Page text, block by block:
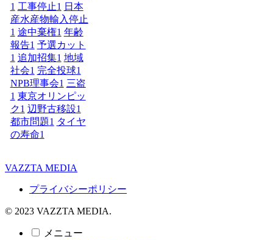
1 工事停止1 日本
産水産物輸入停止
1 途中棄権1 年齢
報告1 予選カット
1 追加招集1 地域
社会1 完全投球1
NPB理事会1 三盗
1 東京オリンピッ
ク1 辺野古移設1
都市問題1 タイヤ
の寿命1
VAZZTA MEDIA
プライバシーポリシー
© 2023 VAZZTA MEDIA.
メニュー